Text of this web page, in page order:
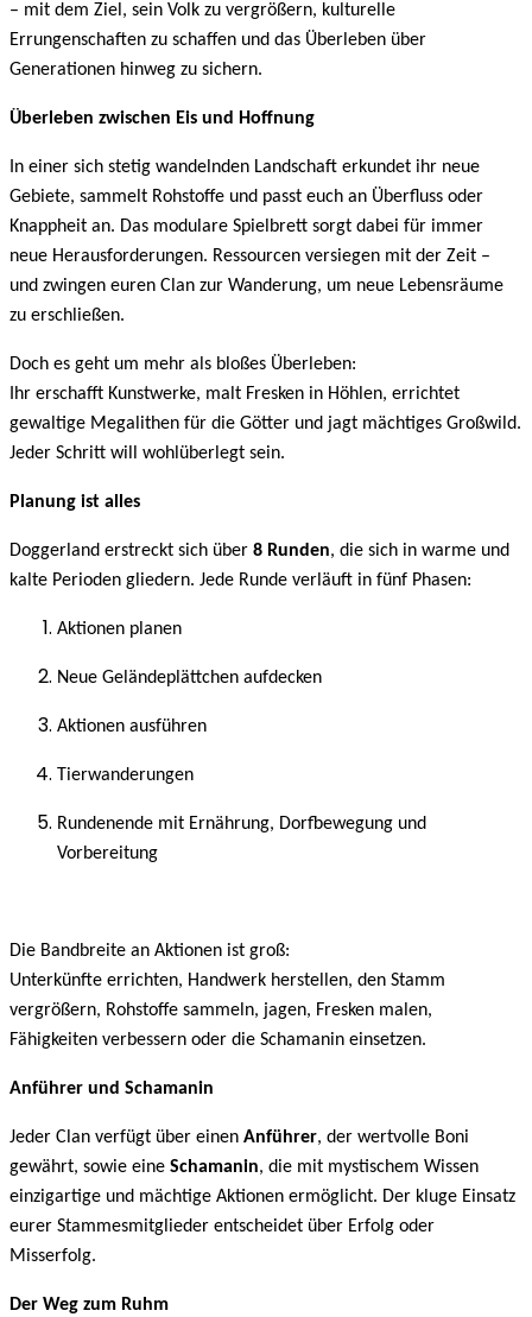
– mit dem Ziel, sein Volk zu vergrößern, kulturelle
Errungenschaften zu schaffen und das Überleben über
Generationen hinweg zu sichern.
Überleben zwischen Eis und Hoffnung
In einer sich stetig wandelnden Landschaft erkundet ihr neue
Gebiete, sammelt Rohstoffe und passt euch an Überfluss oder
Knappheit an. Das modulare Spielbrett sorgt dabei für immer
neue Herausforderungen. Ressourcen versiegen mit der Zeit –
und zwingen euren Clan zur Wanderung, um neue Lebensräume
zu erschließen.
Doch es geht um mehr als bloßes Überleben:
Ihr erschafft Kunstwerke, malt Fresken in Höhlen, errichtet
gewaltige Megalithen für die Götter und jagt mächtiges Großwild.
Jeder Schritt will wohlüberlegt sein.
Planung ist alles
Doggerland erstreckt sich über 8 Runden, die sich in warme und
kalte Perioden gliedern. Jede Runde verläuft in fünf Phasen:
Aktionen planen
Neue Geländeplättchen aufdecken
Aktionen ausführen
Tierwanderungen
Rundenende mit Ernährung, Dorfbewegung und
Vorbereitung
Die Bandbreite an Aktionen ist groß:
Unterkünfte errichten, Handwerk herstellen, den Stamm
vergrößern, Rohstoffe sammeln, jagen, Fresken malen,
Fähigkeiten verbessern oder die Schamanin einsetzen.
Anführer und Schamanin
Jeder Clan verfügt über einen Anführer, der wertvolle Boni
gewährt, sowie eine Schamanin, die mit mystischem Wissen
einzigartige und mächtige Aktionen ermöglicht. Der kluge Einsatz
eurer Stammesmitglieder entscheidet über Erfolg oder
Misserfolg.
Der Weg zum Ruhm